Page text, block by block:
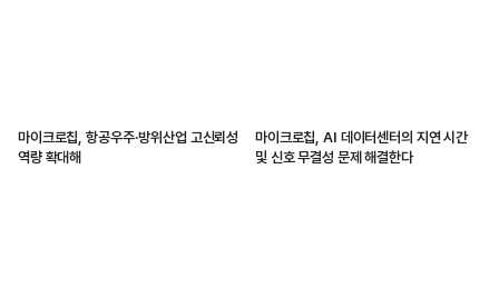
마이크로칩, 항공우주·방위산업 고신뢰성
역량 확대해
마이크로칩, AI 데이터센터의 지연 시간
및 신호 무결성 문제 해결한다